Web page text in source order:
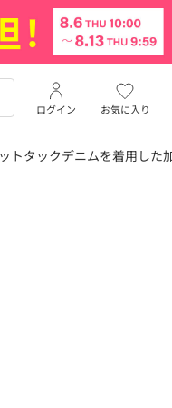
お気に入り
ログイン
トタックデニムを着用した